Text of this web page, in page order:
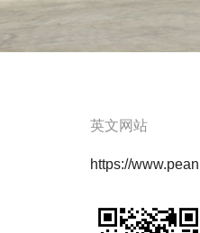
英文网站
https://